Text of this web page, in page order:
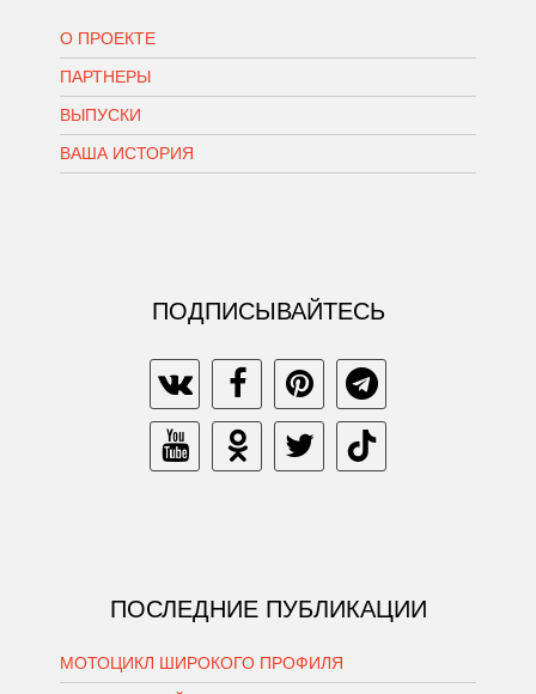
О ПРОЕКТЕ
ПАРТНЕРЫ
ВЫПУСКИ
ВАША ИСТОРИЯ
ПОДПИСЫВАЙТЕСЬ
ПОСЛЕДНИЕ ПУБЛИКАЦИИ
МОТОЦИКЛ ШИРОКОГО ПРОФИЛЯ